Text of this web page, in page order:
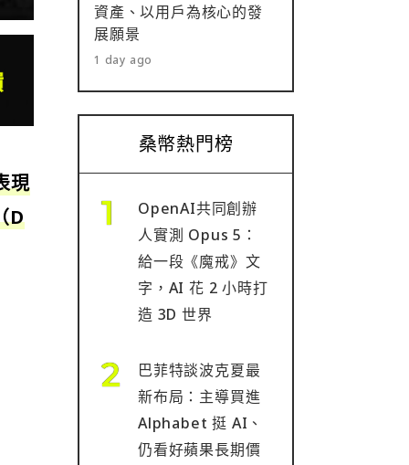
現
D
資產、以用戶為核心的發
展願景
1 day ago
桑幣熱門榜
OpenAI共同創辦
人實測 Opus 5：
給一段《魔戒》文
字，AI 花 2 小時打
造 3D 世界
巴菲特談波克夏最
新布局：主導買進
Alphabet 挺 AI、
仍看好蘋果長期價